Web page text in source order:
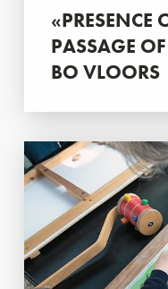
«PRESENCE
PASSAGE
BO VLOORS